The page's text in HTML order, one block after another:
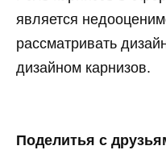
является
рассматривать
дизайном карнизов.
Поделитья с